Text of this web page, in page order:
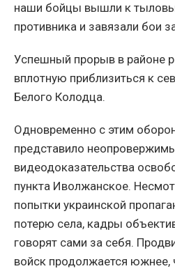
наши бойцы вышли к
противника и завязали бои
Успешный прорыв в районе
вплотную приблизиться к
Белого Колодца.
Одновременно с этим
представило
видеодоказательства
пункта Иволжанское.
попытки украинской
потерю села, кадры
говорят сами за себя.
войск продолжается южнее,